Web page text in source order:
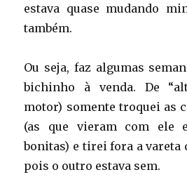
estava quase mudando
também.
Ou seja, faz algumas
bichinho à venda. De
motor) somente troquei as
(as que vieram com ele
bonitas) e tirei fora a vareta
pois o outro estava sem.